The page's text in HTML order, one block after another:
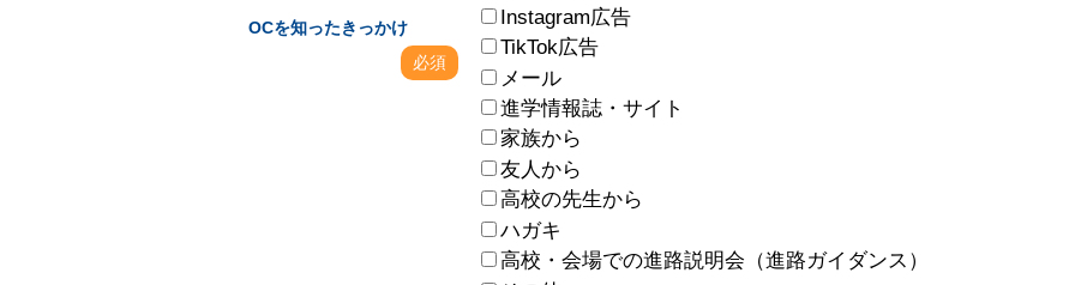
OCを知ったきっかけ
必須
Instagram広告
TikTok広告
メール
進学情報誌・サイト
家族から
友人から
高校の先生から
ハガキ
高校・会場での進路説明会（進路ガイダンス）